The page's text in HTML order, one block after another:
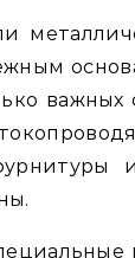
важных